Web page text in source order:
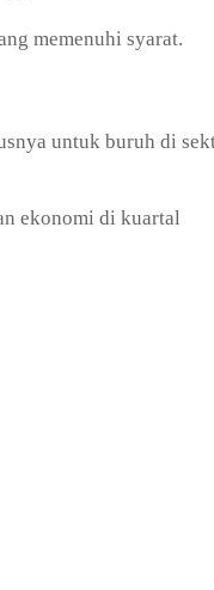
memenuhi syarat.
untuk buruh di
ekonomi di kuartal